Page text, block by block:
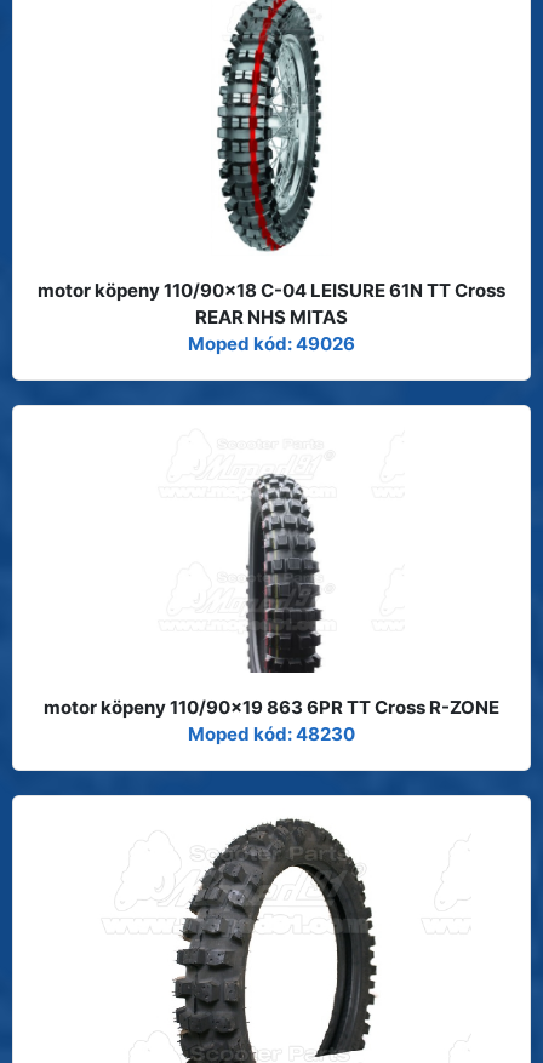
motor köpeny 110/90x18 C-04 LEISURE 61N TT Cross
REAR NHS MITAS
Moped kód: 49026
motor köpeny 110/90x19 863 6PR TT Cross R-ZONE
Moped kód: 48230